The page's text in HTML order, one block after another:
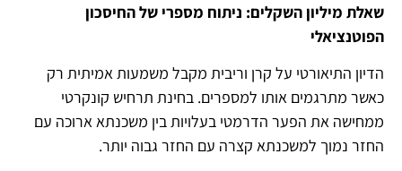
שאלת מיליון השקלים: ניתוח מספרי של החיסכון
הפוטנציאלי
הדיון התיאורטי על קרן וריבית מקבל משמעות אמיתית רק
כאשר מתרגמים אותו למספרים. בחינת תרחיש קונקרטי
ממחישה את הפער הדרמטי בעלויות בין משכנתא ארוכה עם
החזר נמוך למשכנתא קצרה עם החזר גבוה יותר.